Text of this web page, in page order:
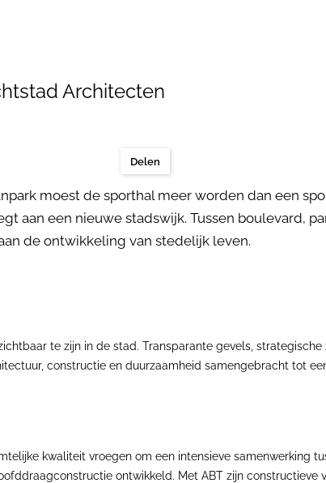
Architecten
Delen
moest de sporthal meer worden dan een
aan een nieuwe stadswijk. Tussen boulevard,
de ontwikkeling van stedelijk leven.
te zijn in de stad. Transparante gevels,
constructie en duurzaamheid samengebracht tot
kwaliteit vroegen om een intensieve samenwerking
ontwikkeld. Met ABT zijn